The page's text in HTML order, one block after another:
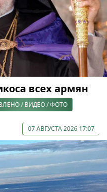
всех армян
/ ВИДЕО / ФОТО
07 АВГУСТА 2026 17:07